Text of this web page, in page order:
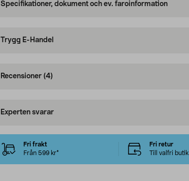
Specifikationer, dokument och ev. faroinformation
Trygg E-Handel
Recensioner (4)
Experten svarar
Fri frakt
Från 599 kr*
Fri retur
Till valfri butik